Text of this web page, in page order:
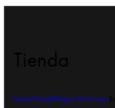
HomeTiendaPliegos de Ensayo